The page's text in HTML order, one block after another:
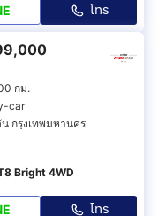
โทร
กม.
car
กรุงเทพมหานคร
Bright 4WD
โทร